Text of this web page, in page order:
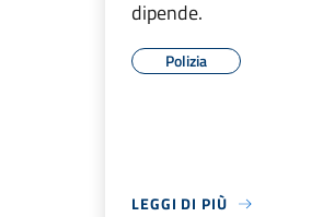
dipende.
Polizia
LEGGI DI PIÙ